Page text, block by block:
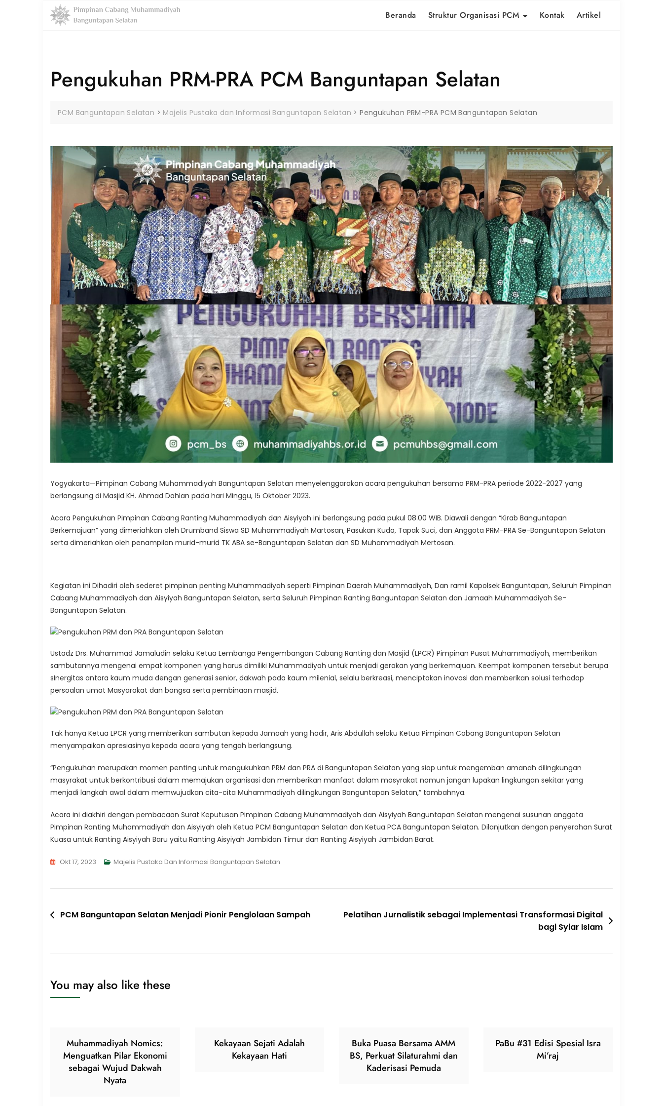
Skip
content
Beranda Struktur Organisasi PCM Kontak Artikel
Pengukuhan PRM-PRA PCM Banguntapan Selatan
PCM Banguntapan Selatan > Majelis Pustaka dan Informasi Banguntapan Selatan >Pengukuhan PRM-PRA PCM Banguntapan Selatan
Yogyakarta—Pimpinan Cabang Muhammadiyah Banguntapan Selatan menyelenggarakan acara pengukuhan bersama PRM-PRA periode 2022-2027 yang
berlangsung di Masjid KH. Ahmad Dahlan pada hari Minggu, 15 Oktober 2023.
Acara Pengukuhan Pimpinan Cabang Ranting Muhammadiyah dan Aisyiyah ini berlangsung pada pukul 08.00 WIB. Diawali dengan “Kirab Banguntapan
Berkemajuan” yang dimeriahkan oleh Drumband Siswa SD Muhammadiyah Martosan, Pasukan Kuda, Tapak Suci, dan Anggota PRM-PRA Se-Banguntapan Selatan
serta dimeriahkan oleh penampilan murid-murid TK ABA se-Banguntapan Selatan dan SD Muhammadiyah Mertosan.
Kegiatan ini Dihadiri oleh sederet pimpinan penting Muhammadiyah seperti Pimpinan Daerah Muhammadiyah, Dan ramil Kapolsek Banguntapan, Seluruh Pimpinan
Cabang Muhammadiyah dan Aisyiyah Banguntapan Selatan, serta Seluruh Pimpinan Ranting Banguntapan Selatan dan Jamaah Muhammadiyah Se-
Banguntapan Selatan.
Ustadz Drs. Muhammad Jamaludin selaku Ketua Lembanga Pengembangan Cabang Ranting dan Masjid (LPCR) Pimpinan Pusat Muhammadiyah, memberikan
sambutannya mengenai empat komponen yang harus dimiliki Muhammadiyah untuk menjadi gerakan yang berkemajuan. Keempat komponen tersebut berupa
sInergitas antara kaum muda dengan generasi senior, dakwah pada kaum milenial, selalu berkreasi, menciptakan inovasi dan memberikan solusi terhadap
persoalan umat Masyarakat dan bangsa serta pembinaan masjid.
Tak hanya Ketua LPCR yang memberikan sambutan kepada Jamaah yang hadir, Aris Abdullah selaku Ketua Pimpinan Cabang Banguntapan Selatan
menyampaikan apresiasinya kepada acara yang tengah berlangsung.
“Pengukuhan merupakan momen penting untuk mengukuhkan PRM dan PRA di Banguntapan Selatan yang siap untuk mengemban amanah dilingkungan
masyrakat untuk berkontribusi dalam memajukan organisasi dan memberikan manfaat dalam masyrakat namun jangan lupakan lingkungan sekitar yang
menjadi langkah awal dalam memwujudkan cita-cita Muhammadiyah dilingkungan Banguntapan Selatan,” tambahnya.
Acara ini diakhiri dengan pembacaan Surat Keputusan Pimpinan Cabang Muhammadiyah dan Aisyiyah Banguntapan Selatan mengenai susunan anggota
Pimpinan Ranting Muhammadiyah dan Aisyiyah oleh Ketua PCM Banguntapan Selatan dan Ketua PCA Banguntapan Selatan. Dilanjutkan dengan penyerahan Surat
Kuasa untuk Ranting Aisyiyah Baru yaitu Ranting Aisyiyah Jambidan Timur dan Ranting Aisyiyah Jambidan Barat.
Okt 17, 2023 Majelis Pustaka Dan Informasi Banguntapan Selatan
Navigasi
PCM Banguntapan Selatan Menjadi Pionir Penglolaan Sampah
Pelatihan Jurnalistik sebagai Implementasi Transformasi Digital
bagi Syiar Islam
You may also like these
Muhammadiyah Nomics:
Menguatkan Pilar Ekonomi
sebagai Wujud Dakwah
Nyata
Kekayaan Sejati Adalah
Kekayaan Hati
Buka Puasa Bersama AMM
BS, Perkuat Silaturahmi dan
Kaderisasi Pemuda
PaBu #31 Edisi Spesial Isra
Mi’raj